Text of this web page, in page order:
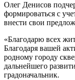
Олег Денисов
формироваться с
внести свои
«Благодарю всех
Благодаря вашей
родному городу
дальнейшего
градоначальник.